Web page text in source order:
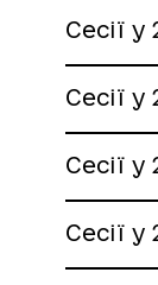
Сесії у
Сесії у
Сесії у
Сесії у